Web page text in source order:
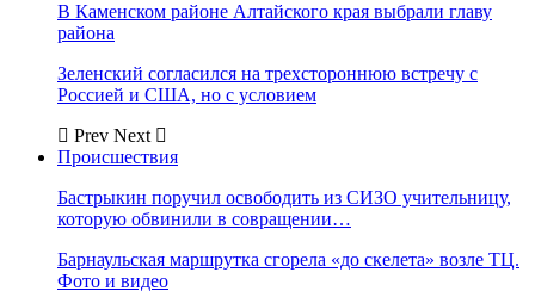
В Каменском районе Алтайского края выбрали главу
района
Зеленский согласился на трехстороннюю встречу с
Россией и США, но с условием
Prev Next
Происшествия
Бастрыкин поручил освободить из СИЗО учительницу,
которую обвинили в совращении…
Барнаульская маршрутка сгорела «до скелета» возле ТЦ.
Фото и видео